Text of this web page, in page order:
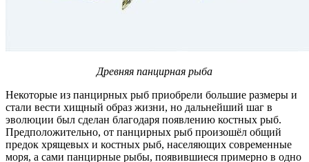
Древняя панцирная рыба
Некоторые из панцирных рыб приобрели большие размеры и
стали вести хищный образ жизни, но дальнейший шаг в
эволюции был сделан благодаря появлению костных рыб.
Предположительно, от панцирных рыб произошёл общий
предок хрящевых и костных рыб, населяющих современные
моря, а сами панцирные рыбы, появившиеся примерно в одно